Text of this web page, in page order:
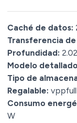
Caché de datos:
Transferencia
Profundidad:
Modelo
Tipo de
Regalable: vppfull
Consumo
W